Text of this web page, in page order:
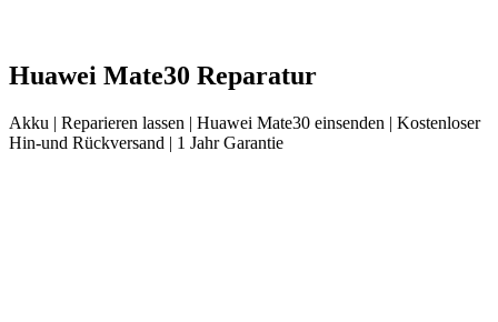
Huawei Mate30 Reparatur
Akku | Reparieren lassen | Huawei Mate30 einsenden | Kostenloser
Hin-und Rückversand | 1 Jahr Garantie